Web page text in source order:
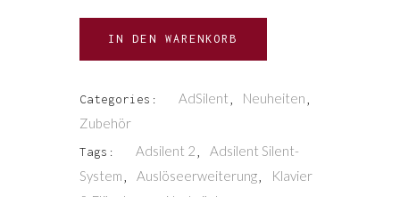
IN DEN WARENKORB
Categories: AdSilent Neuheiten
Zubehör
Tags: Adsilent 2
Adsilent Silent-
System
Auslöseerweiterung
Klavier